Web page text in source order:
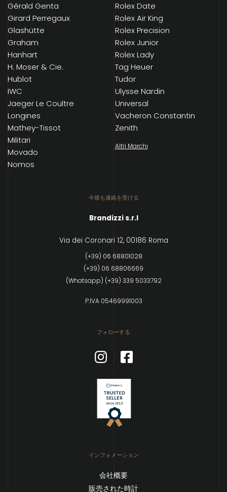
Gérald Genta
Girard Perregaux
Glashütte
Graham
Hanhart
H. Moser & Cie.
Hublot
IWC
Jaeger Le Coultre
Longines
Mathey-Tissot
Militari
Movado
Nomos
Rolex Date
Rolex Air King
Rolex Precision
Rolex Junior
Rolex Lady
Tag Heuer
Tudor
Ulysse Nardin
Universal
Vacheron Constantin
Zenith
Altri Marchi
今後も連絡を受ける
Brandizzi s.r.l
Via dei Coronari 12, 00186 Roma
(+39) 06 68801028
(+39) 06 68806669
(Whatsapp) (+39) 339 5033792
P.IVA 05469991003
フォローする
インフォメーション
会社概要
販売された時計